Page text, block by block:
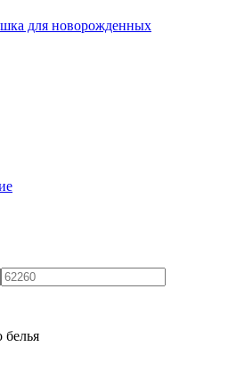
для новорожденных
белья